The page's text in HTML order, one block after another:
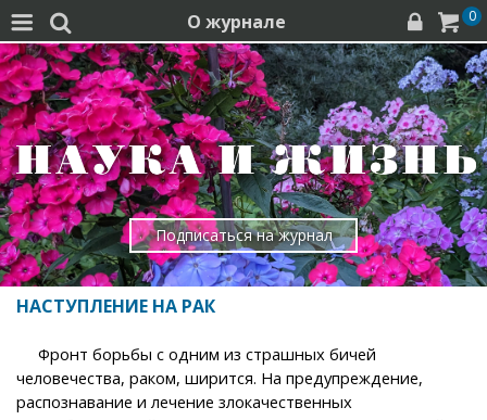
  О журнале   0
Подписаться на журнал
НАСТУПЛЕНИЕ НА РАК
Фронт борьбы с одним из страшных бичей
человечества, раком, ширится. На предупреждение,
распознавание и лечение злокачественных